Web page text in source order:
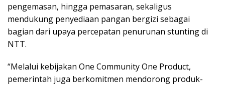
pengemasan, hingga pemasaran, sekaligus
mendukung penyediaan pangan bergizi sebagai
bagian dari upaya percepatan penurunan stunting di
NTT.
“Melalui kebijakan One Community One Product,
pemerintah juga berkomitmen mendorong produk-